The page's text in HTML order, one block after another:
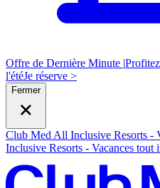
Offre de Dernière Minute |
l'étéJe réserve >
Fermer
Club Med All Inclusive Resorts -
Inclusive Resorts - Vacances tout